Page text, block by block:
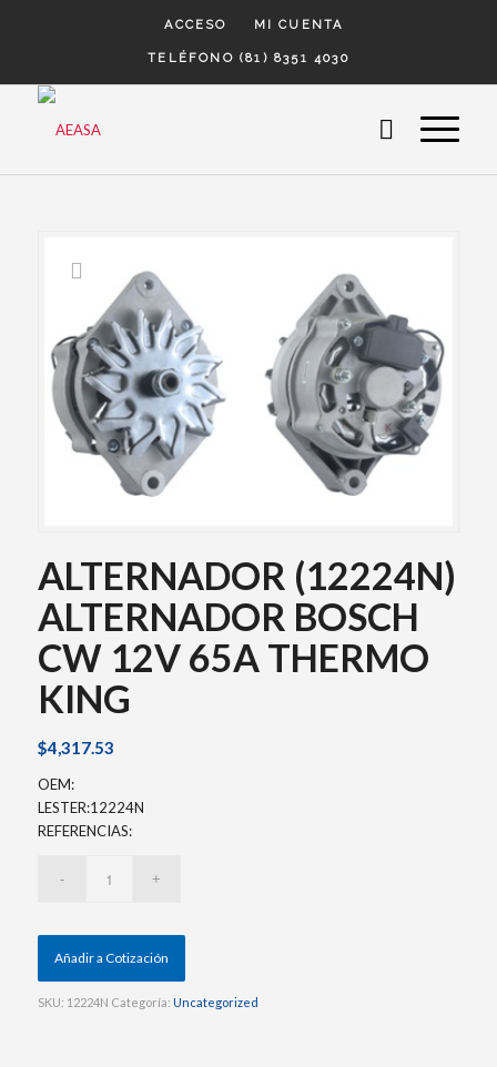
ACCESO MI CUENTA
TELÉFONO (81) 8351 4030
ALTERNADOR (12224N)
ALTERNADOR BOSCH
CW 12V 65A THERMO
KING
$4,317.53
OEM:
LESTER:12224N
REFERENCIAS:
Añadir a Cotización
SKU: 12224N Categoría: Uncategorized